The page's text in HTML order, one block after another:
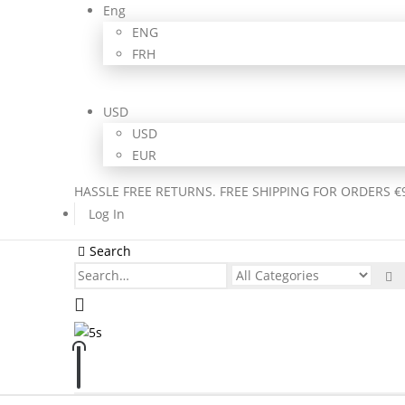
Eng
ENG
FRH
USD
USD
EUR
HASSLE FREE RETURNS. FREE SHIPPING FOR ORDERS
Log In
Search